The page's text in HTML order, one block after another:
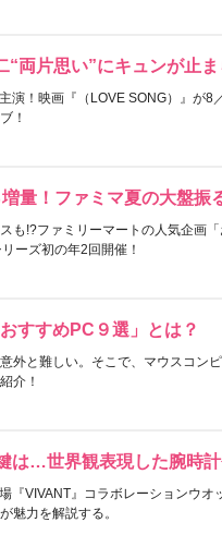
両片思い”にキュンが止ま
演！映画『（LOVE SONG）』が8
！
量！ファミマ夏の大盤振
も!?ファミリーマートの人気企画
ーズ初の年2回開催！
すすめPC９選」とは？
外と難しい。そこで、マウスコン
介！
は…世界観表現した腕時
『VIVANT』コラボレーションウオ
魅力を解説する。